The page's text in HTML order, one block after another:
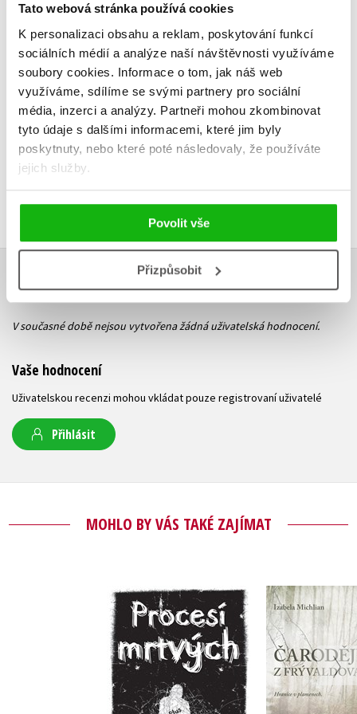
Tato webová stránka používá cookies
K personalizaci obsahu a reklam, poskytování funkcí
sociálních médií a analýze naší návštěvnosti využíváme
soubory cookies. Informace o tom, jak náš web
využíváme, sdílíme se svými partnery pro sociální
média, inzerci a analýzy. Partneři mohou zkombinovat
tyto údaje s dalšími informacemi, které jim byly
poskytnuty, nebo které poté následovaly, že používáte
jejich služby.
Povolit vše
Přizpůsobit
Do košíku
149 Kč
119 Kč
HODNOCENÍ ČTENÁŘŮ
V současné době nejsou vytvořena žádná uživatelská hodnocení.
Vaše hodnocení
Uživatelskou recenzi mohou vkládat pouze registrovaní uživatelé
Přihlásit
MOHLO BY VÁS TAKÉ ZAJÍMAT
Procesí mrtvých
Darren Shan Izabela